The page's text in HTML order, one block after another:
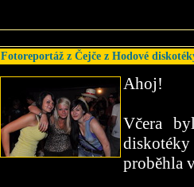
Fotoreportáž z Čejče z Hodové
Ahoj!
Včera
proběhla